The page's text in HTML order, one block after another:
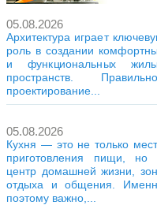
05.08.2026
Архитектура играет
роль в создании
и функциональных
пространств.
проектирование...
05.08.2026
Кухня — это не только
приготовления пищи, но
центр домашней жизни,
отдыха и общения.
поэтому важно,...